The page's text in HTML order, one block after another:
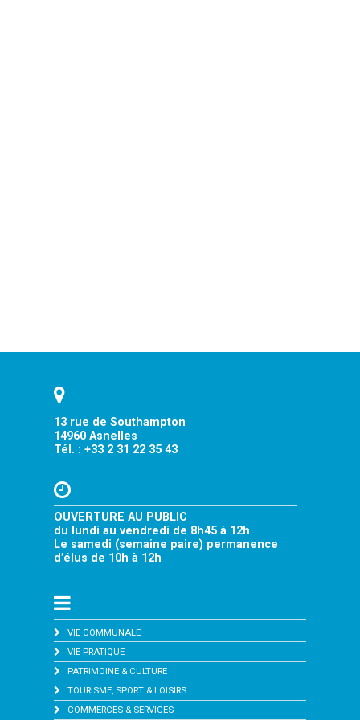
13 rue de Southampton
14960 Asnelles
Tél. : +33 2 31 22 35 43
OUVERTURE AU PUBLIC
du lundi au vendredi de 8h45 à 12h
Le samedi (semaine paire) permanence
d’élus de 10h à 12h
VIE COMMUNALE
VIE PRATIQUE
PATRIMOINE & CULTURE
TOURISME, SPORT & LOISIRS
COMMERCES & SERVICES